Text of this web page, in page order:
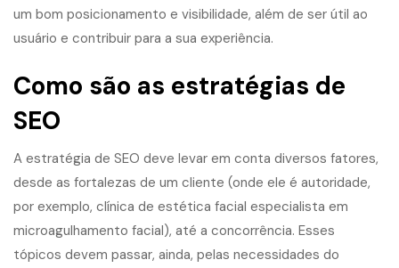
um bom posicionamento e visibilidade, além de ser útil ao
usuário e contribuir para a sua experiência.
Como são as estratégias de
SEO
A estratégia de SEO deve levar em conta diversos fatores,
desde as fortalezas de um cliente (onde ele é autoridade,
por exemplo, clínica de estética facial especialista em
microagulhamento facial), até a concorrência. Esses
tópicos devem passar, ainda, pelas necessidades do